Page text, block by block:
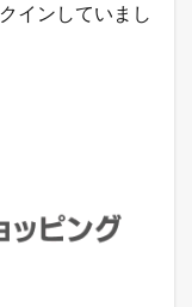
インしていまし